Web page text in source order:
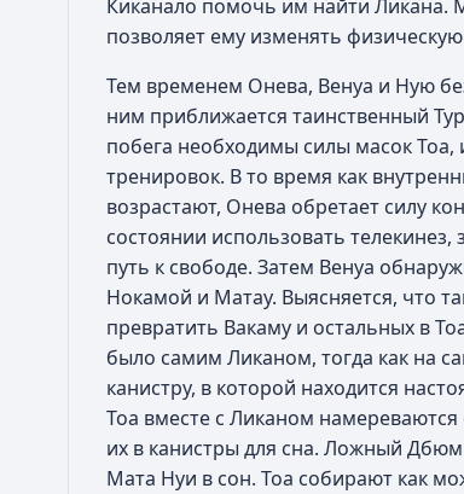
Киканало помочь им найти Ликана.
позволяет ему изменять
Тем временем Онева, Венуа и Ную
ним приближается таинственный
побега необходимы силы масок
тренировок. В то время как
возрастают, Онева обретает силу
состоянии использовать телекинез,
путь к свободе. Затем Венуа
Нокамой и Матау. Выясняется, что
превратить Вакаму и остальных в
было самим Ликаном, тогда как на
канистру, в которой находится
Тоа вместе с Ликаном
их в канистры для сна. Ложный
Мата Нуи в сон. Тоа собирают как